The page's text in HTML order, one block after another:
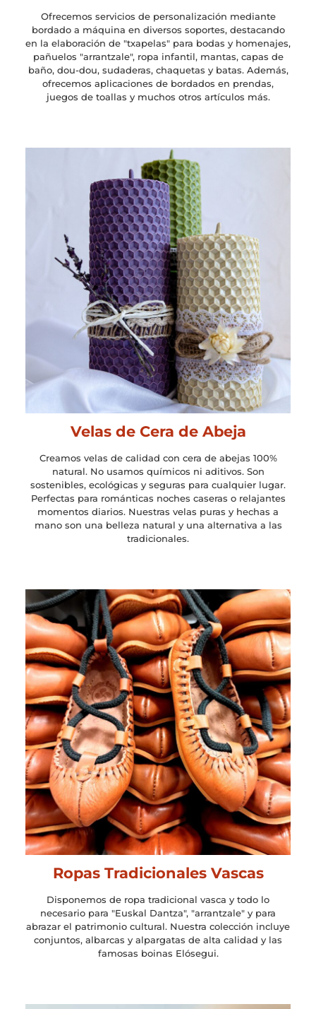
Ofrecemos servicios de personalización mediante
bordado a máquina en diversos soportes, destacando
en la elaboración de "txapelas" para bodas y homenajes,
pañuelos "arrantzale", ropa infantil, mantas, capas de
baño, dou-dou, sudaderas, chaquetas y batas. Además,
ofrecemos aplicaciones de bordados en prendas,
juegos de toallas y muchos otros artículos más.
Velas de Cera de Abeja
Creamos velas de calidad con cera de abejas 100%
natural. No usamos químicos ni aditivos. Son
sostenibles, ecológicas y seguras para cualquier lugar.
Perfectas para románticas noches caseras o relajantes
momentos diarios. Nuestras velas puras y hechas a
mano son una belleza natural y una alternativa a las
tradicionales.
Ropas Tradicionales Vascas
Disponemos de ropa tradicional vasca y todo lo
necesario para "Euskal Dantza", "arrantzale" y para
abrazar el patrimonio cultural. Nuestra colección incluye
conjuntos, albarcas y alpargatas de alta calidad y las
famosas boinas Elósegui.